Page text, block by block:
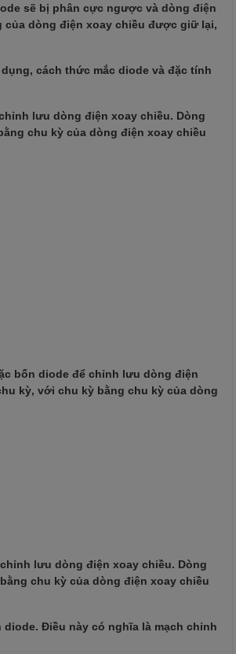
sẽ bị phân cực ngược và dòng điện
dòng điện xoay chiều được giữ lại,
cách thức mắc diode và đặc tính
lưu dòng điện xoay chiều. Dòng
chu kỳ của dòng điện xoay chiều
bốn diode để chỉnh lưu dòng điện
kỳ, với chu kỳ bằng chu kỳ của dòng
lưu dòng điện xoay chiều. Dòng
chu kỳ của dòng điện xoay chiều
Điều này có nghĩa là mạch chỉnh